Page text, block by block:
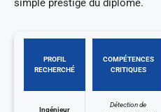
simple prestige du diplôme.
PROFIL
RECHERCHÉ
COMPÉTENCES
CRITIQUES
Ingénieur
Détection de